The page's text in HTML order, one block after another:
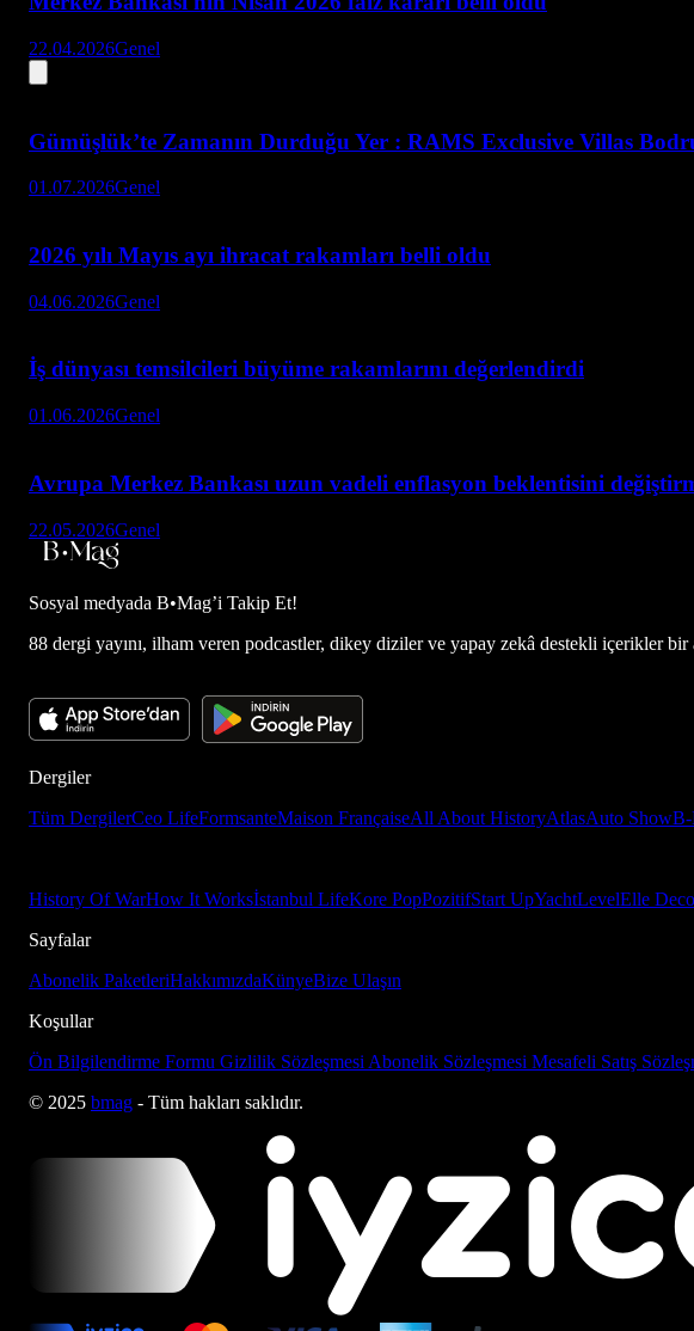
22.04.2026Genel
Gümüşlük’te Zamanın Durduğu Yer : RAMS Exclusive Villas
01.07.2026Genel
2026 yılı Mayıs ayı ihracat rakamları belli oldu
04.06.2026Genel
İş dünyası temsilcileri büyüme rakamlarını değerlendirdi
01.06.2026Genel
Avrupa Merkez Bankası uzun vadeli enflasyon beklentisini
22.05.2026Genel
Sosyal medyada B•Mag’i Takip Et!
88 dergi yayını, ilham veren podcastler, dikey diziler ve yapay zekâ destekli içerikler bir
Dergiler
Tüm DergilerCeo LifeFormsanteMaison FrançaiseAll About HistoryAtlasAuto Show
History Of WarHow It Worksİstanbul LifeKore PopPozitifStart UpYachtLevelElle
Sayfalar
Abonelik PaketleriHakkımızdaKünyeBize Ulaşın
Koşullar
Ön Bilgilendirme Formu Gizlilik Sözleşmesi Abonelik Sözleşmesi Mesafeli Satış
© 2025 bmag - Tüm hakları saklıdır.